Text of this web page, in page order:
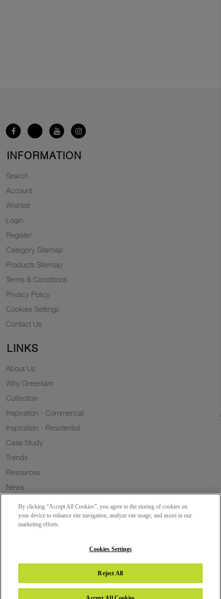
INFORMATION
Search
Account
Wishlist
Login
Register
Category Sitemap
Products Sitemap
Terms & Conditions
Privacy Policy
Cookies Settings
Contact Us
LINKS
About Us
Why Greenlam
Collection
Inspiration - Commercial
Inspiration - Residential
Case Study
Trends
Resources
News
Wish to a Customer
Copyright 2026 © Greenlam Industries Limited. All rights reserved.
By clicking “Accept All Cookies”, you agree to the storing of cookies on
your device to enhance site navigation, analyze site usage, and assist in our
marketing efforts.
Cookies Settings
Reject All